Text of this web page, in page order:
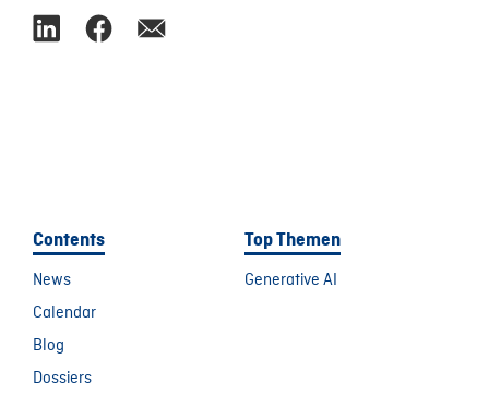
Contents
News
Calendar
Blog
Dossiers
Top Themen
Generative AI